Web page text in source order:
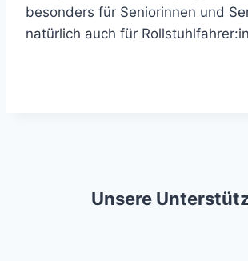
besonders für Seniorinnen und
natürlich auch für
Unsere